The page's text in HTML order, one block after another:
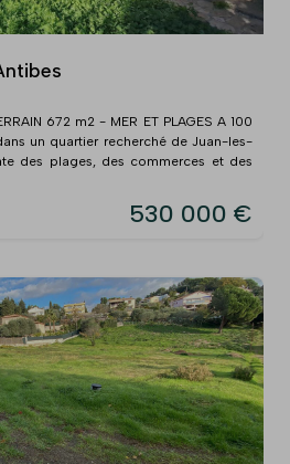
672 m2 - MER ET PLAGES A 100
un quartier recherché de Juan-les-
des plages, des commerces et des
530 000 €